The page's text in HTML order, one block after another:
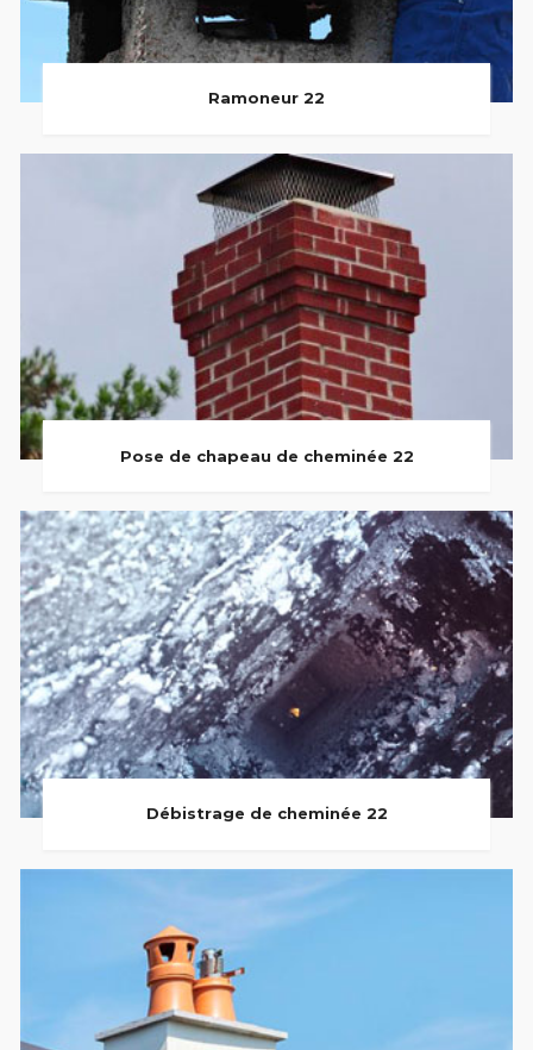
Ramoneur 22
Pose de chapeau de cheminée 22
Débistrage de cheminée 22